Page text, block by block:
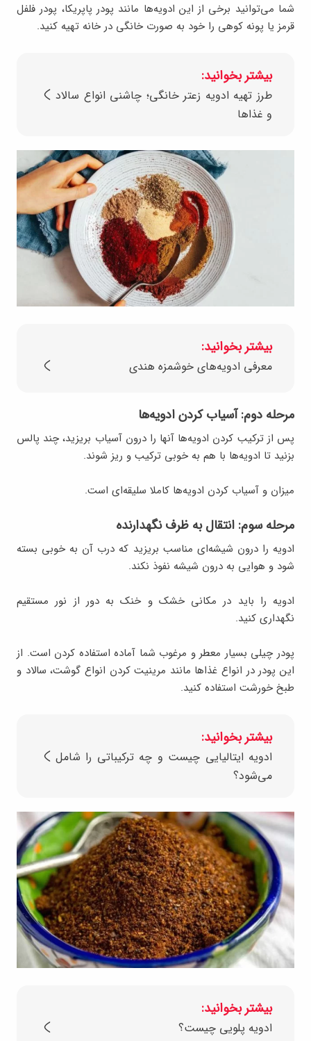
شما می‌توانید برخی از این ادویه‌ها مانند پودر پاپریکا، پودر فلفل
قرمز یا پونه کوهی را خود به صورت خانگی در خانه تهیه کنید.
بیشتر بخوانید:
طرز تهیه ادویه زعتر خانگی؛ چاشنی انواع سالاد
و غذاها
بیشتر بخوانید:
معرفی ادویه‌های خوشمزه هندی
مرحله دوم: آسیاب کردن ادویه‌ها
پس از ترکیب کردن ادویه‌ها آنها را درون آسیاب بریزید، چند پالس
بزنید تا ادویه‌ها با هم به خوبی ترکیب و ریز شوند.
میزان و آسیاب کردن ادویه‌ها کاملا سلیقه‌ای است.
مرحله سوم: انتقال به ظرف نگهدارنده
ادویه را درون شیشه‌ای مناسب بریزید که درب آن به خوبی بسته
شود و هوایی به درون شیشه نفوذ نکند.
ادویه را باید در مکانی خشک و خنک به دور از نور مستقیم
نگهداری کنید.
پودر چیلی بسیار معطر و مرغوب شما آماده استفاده کردن است. از
این پودر در انواع غذاها مانند مرینیت کردن انواع گوشت، سالاد و
طبخ خورشت استفاده کنید.
بیشتر بخوانید:
ادویه ایتالیایی چیست و چه ترکیباتی را شامل
می‌شود؟
بیشتر بخوانید:
ادویه پلویی چیست؟